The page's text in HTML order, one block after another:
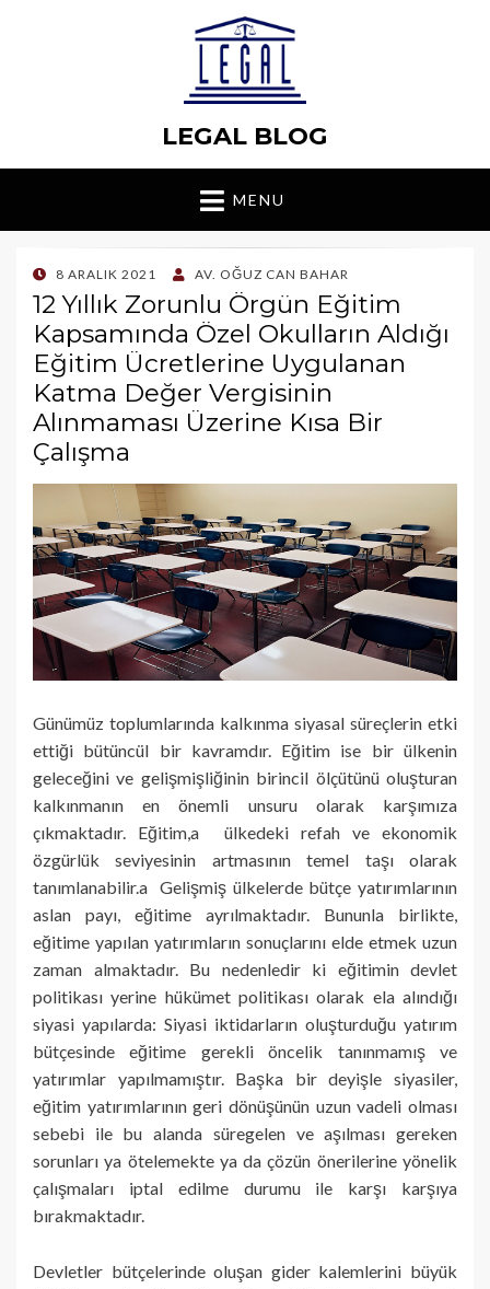
LEGAL BLOG
MENU
POSTED
ON
8 ARALIK 2021 AV. OĞUZ CAN BAHAR
12 Yıllık Zorunlu Örgün Eğitim
Kapsamında Özel Okulların Aldığı
Eğitim Ücretlerine Uygulanan
Katma Değer Vergisinin
Alınmaması Üzerine Kısa Bir
Çalışma
Günümüz toplumlarında kalkınma siyasal süreçlerin etki
ettiği bütüncül bir kavramdır. Eğitim ise bir ülkenin
geleceğini ve gelişmişliğinin birincil ölçütünü oluşturan
kalkınmanın en önemli unsuru olarak karşımıza
çıkmaktadır. Eğitim,a ülkedeki refah ve ekonomik
özgürlük seviyesinin artmasının temel taşı olarak
tanımlanabilir.a Gelişmiş ülkelerde bütçe yatırımlarının
aslan payı, eğitime ayrılmaktadır. Bununla birlikte,
eğitime yapılan yatırımların sonuçlarını elde etmek uzun
zaman almaktadır. Bu nedenledir ki eğitimin devlet
politikası yerine hükümet politikası olarak ela alındığı
siyasi yapılarda: Siyasi iktidarların oluşturduğu yatırım
bütçesinde eğitime gerekli öncelik tanınmamış ve
yatırımlar yapılmamıştır. Başka bir deyişle siyasiler,
eğitim yatırımlarının geri dönüşünün uzun vadeli olması
sebebi ile bu alanda süregelen ve aşılması gereken
sorunları ya ötelemekte ya da çözün önerilerine yönelik
çalışmaları iptal edilme durumu ile karşı karşıya
bırakmaktadır.
Devletler bütçelerinde oluşan gider kalemlerini büyük